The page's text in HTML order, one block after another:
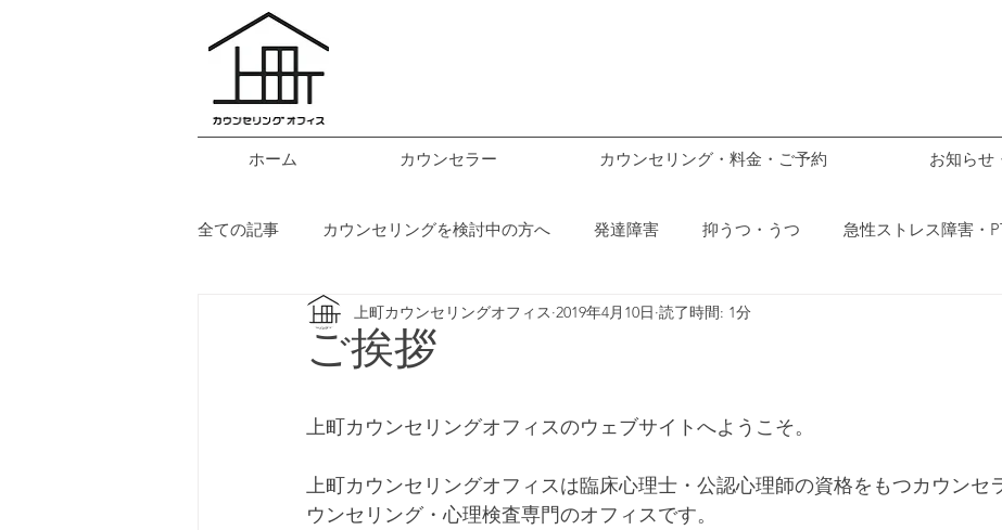
ホーム カウンセラー カウンセリング・料金・ご予約 お知らせ
全ての記事 カウンセリングを検討中の方へ 発達障害 抑うつ・うつ 急性ストレス障害・
ご挨拶 トピックス 不安
ご挨拶
上町カウンセリングオフィス 2019年4月10日 読了時間: 1分
上町カウンセリングオフィスのウェブサイトへようこそ。
上町カウンセリングオフィスは臨床心理士・公認心理師の資格をもつカウンセ
ウンセリング・心理検査専門のオフィスです。